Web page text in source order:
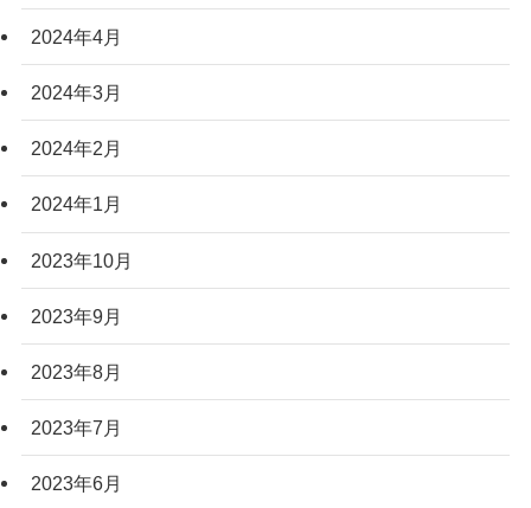
2024年4月
2024年3月
2024年2月
2024年1月
2023年10月
2023年9月
2023年8月
2023年7月
2023年6月